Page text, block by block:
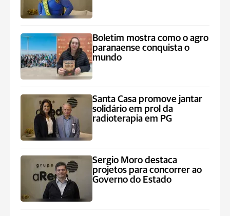
Boletim mostra como o agro
paranaense conquista o
mundo
Santa Casa promove jantar
solidário em prol da
radioterapia em PG
Sergio Moro destaca
projetos para concorrer ao
Governo do Estado